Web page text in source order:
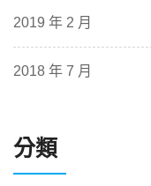
2019 年 2 月
2018 年 7 月
分類